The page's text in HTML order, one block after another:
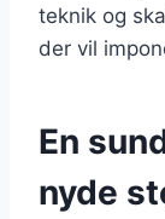
teknik og
der vil
En
nyde